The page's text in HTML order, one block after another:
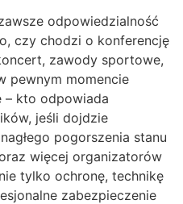
odpowiedzialność
czy chodzi o konferencję
zawody sportowe,
pewnym momencie
– kto odpowiada
jeśli dojdzie
pogorszenia stanu
więcej organizatorów
tylko ochronę, technikę
zabezpieczenie